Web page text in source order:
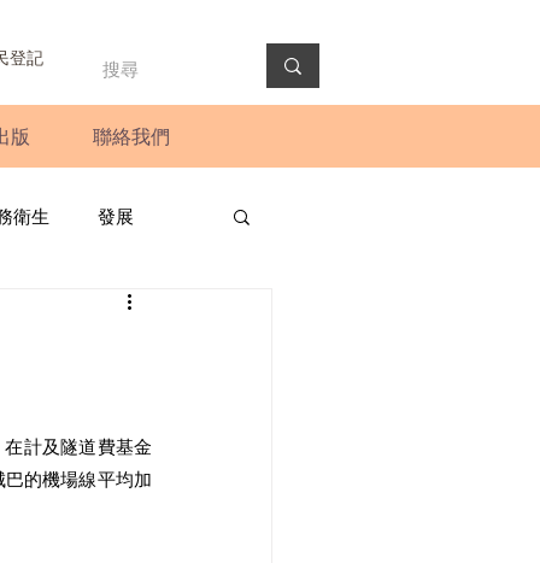
登記
版 聯絡我們
衛生 發展
圓桌會議
計及隧道費基金
的機場線平均加